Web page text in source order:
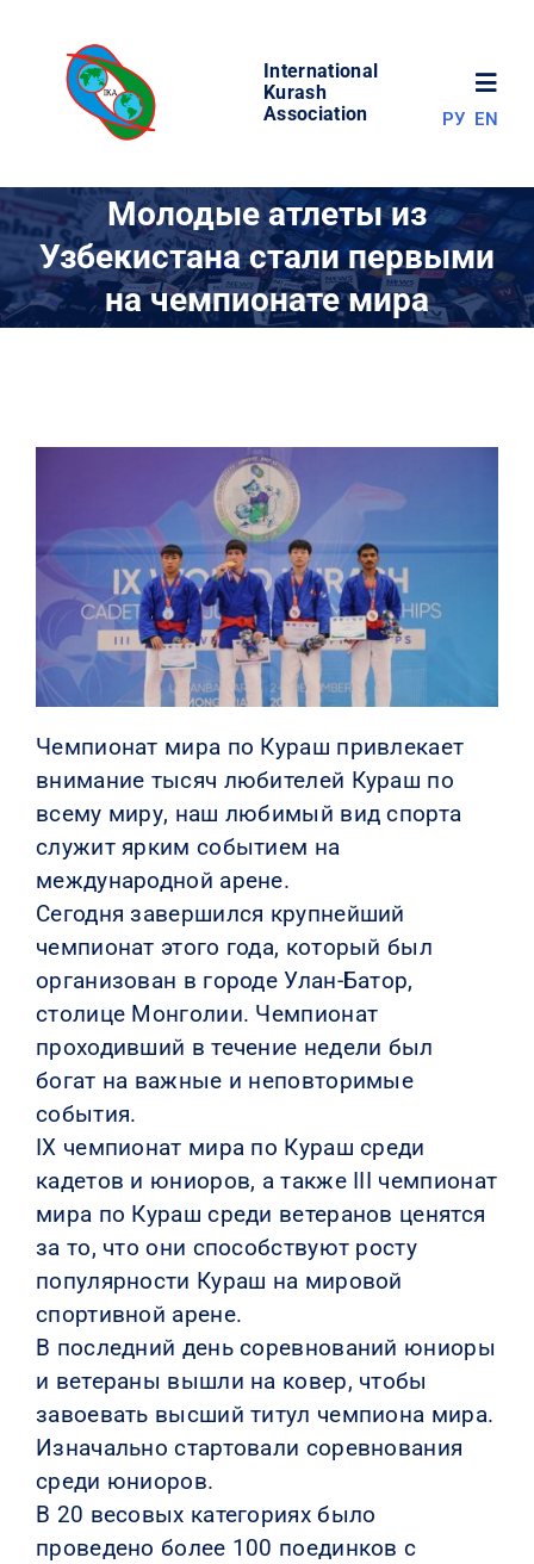
content
International
Kurash
Association
МИР КУРАША
КОНТАКТЫ
РУ EN
Молодые атлеты из
Узбекистана стали первыми
на чемпионате мира
Чемпионат мира по Кураш привлекает
внимание тысяч любителей Кураш по
всему миру, наш любимый вид спорта
служит ярким событием на
международной арене.
Сегодня завершился крупнейший
чемпионат этого года, который был
организован в городе Улан-Батор,
столице Монголии. Чемпионат
проходивший в течение недели был
богат на важные и неповторимые
события.
IX чемпионат мира по Кураш среди
кадетов и юниоров, а также III чемпионат
мира по Кураш среди ветеранов ценятся
за то, что они способствуют росту
популярности Кураш на мировой
спортивной арене.
В последний день соревнований юниоры
и ветераны вышли на ковер, чтобы
завоевать высший титул чемпиона мира.
Изначально стартовали соревнования
среди юниоров.
В 20 весовых категориях было
проведено более 100 поединков с